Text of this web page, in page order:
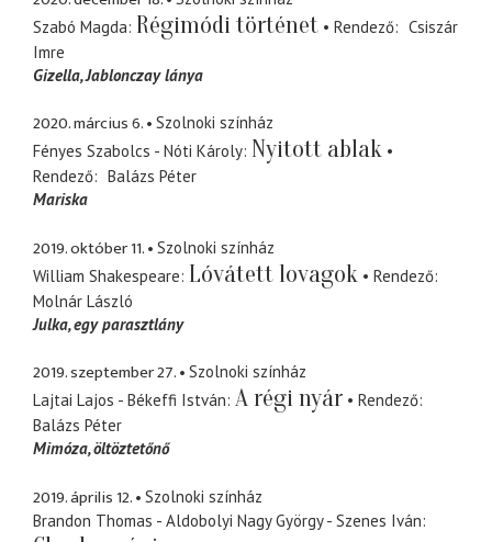
Szabó Magda Régimódi történet Rendező
Csiszár
Imre
Gizella Jablonczay lánya
2020. március 6.
Szolnoki színház
Fényes Szabolcs - Nóti Károly Nyitott ablak
Rendező
Balázs Péter
Mariska
2019. október 11.
Szolnoki színház
William Shakespeare Lóvátett lovagok
Rendező
Molnár László
Julka egy parasztlány
2019. szeptember 27.
Szolnoki színház
Lajtai Lajos - Békeffi István A régi nyár
Rendező
Balázs Péter
Mimóza öltöztetőnő
2019. április 12.
Szolnoki színház
Brandon Thomas - Aldobolyi Nagy György - Szenes Iván